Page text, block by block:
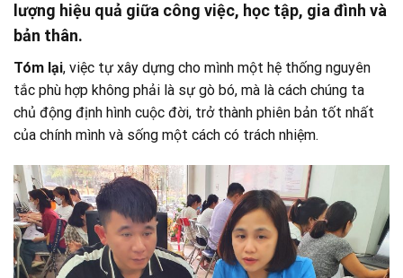
lượng hiệu quả giữa công việc, học tập, gia đình và
bản thân.
Tóm lại, việc tự xây dựng cho mình một hệ thống nguyên
tắc phù hợp không phải là sự gò bó, mà là cách chúng ta
chủ động định hình cuộc đời, trở thành phiên bản tốt nhất
của chính mình và sống một cách có trách nhiệm.